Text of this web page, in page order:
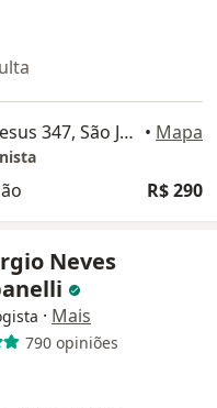
Rua Francisca Maria de Jesus 347, São José dos Campos • Mapa
R$ 290
Neves
· Mais
790 opiniões